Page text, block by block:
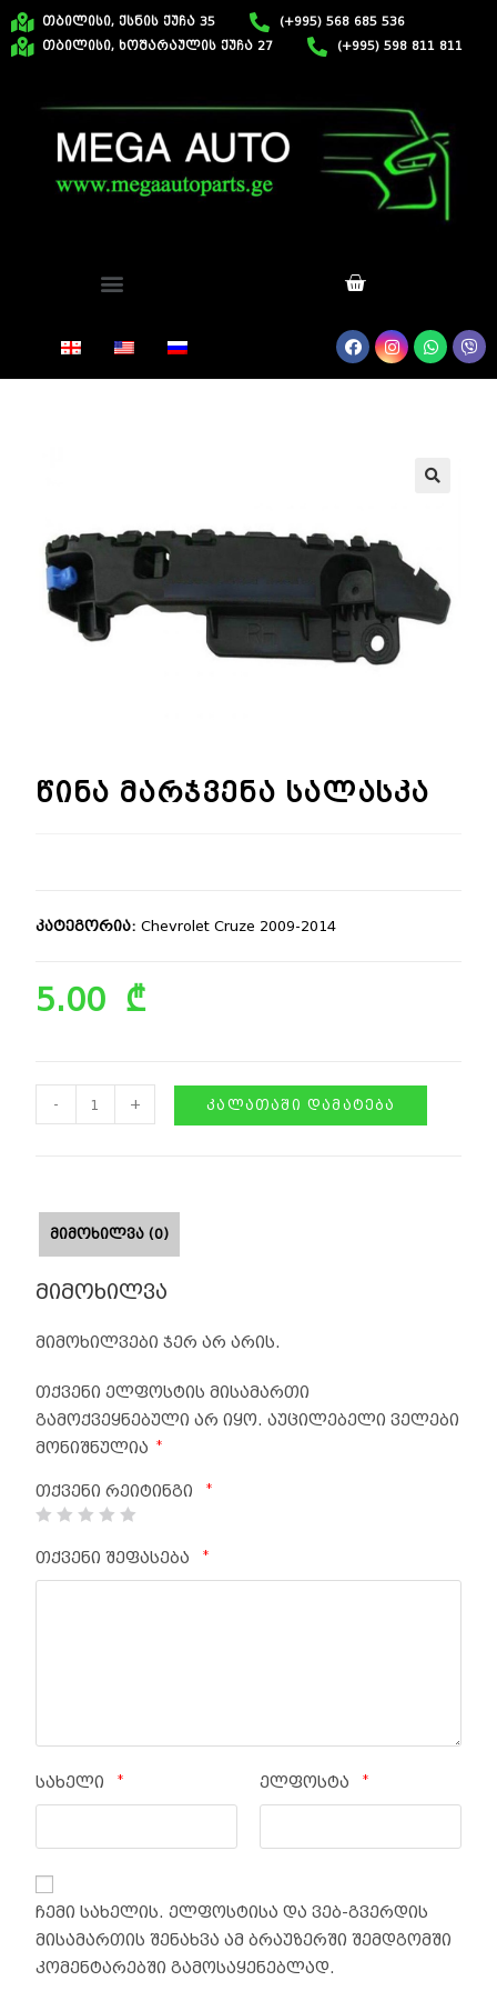
თბილისი, ქსნის ქუჩა 35
(+995) 568 685 536
თბილისი, ხოშარაულის ქუჩა 27
(+995) 598 811 811
წინა მარჯვენა სალასკა
კატეგორია:Chevrolet Cruze 2009-2014
5.00 ₾
- + ᲙᲐᲚᲐᲗᲐᲨᲘ ᲓᲐᲛᲐᲢᲔᲑᲐ
ᲛᲘᲛᲝᲮᲘᲚᲕᲐ (0)
მიმოხილვა
მიმოხილვები ჯერ არ არის.
თქვენი ელფოსტის მისამართი
გამოქვეყნებული არ იყო. აუცილებელი ველები
მონიშნულია
*
თქვენი რეიტინგი *
თქვენი შეფასება *
სახელი * ელფოსტა *
ჩემი სახელის. ელფოსტისა და ვებ-გვერდის
მისამართის შენახვა ამ ბრაუზერში შემდგომში
კომენტარებში გამოსაყენებლად.